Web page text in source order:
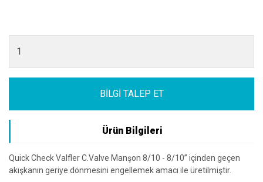
BİLGİ TALEP ET
Ürün Bilgileri
Quick Check Valfler C.Valve Manşon 8/10 - 8/10” içinden geçen
akışkanın geriye dönmesini engellemek amacı ile üretilmiştir.